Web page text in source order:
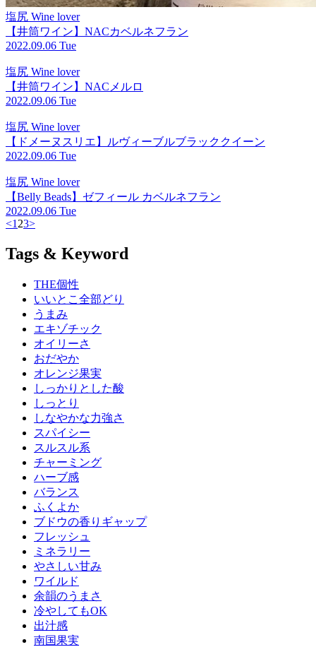
塩尻 Wine lover
【井筒ワイン】NACカベルネフラン
2022.09.06 Tue
塩尻 Wine lover
【井筒ワイン】NACメルロ
2022.09.06 Tue
塩尻 Wine lover
【ドメーヌスリエ】ルヴィーブルブラッククイーン
2022.09.06 Tue
塩尻 Wine lover
【Belly Beads】ゼフィール カベルネフラン
2022.09.06 Tue
<1 23>
Tags & Keyword
THE個性
いいとこ全部どり
うまみ
エキゾチック
オイリーさ
おだやか
オレンジ果実
しっかりとした酸
しっとり
しなやかな力強さ
スパイシー
スルスル系
チャーミング
ハーブ感
バランス
ふくよか
ブドウの香りギャップ
フレッシュ
ミネラリー
やさしい甘み
ワイルド
余韻のうまさ
冷やしてもOK
出汁感
南国果実